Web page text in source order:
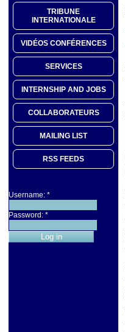
TRIBUNE
INTERNATIONALE
VIDÉOS CONFÉRENCES
SERVICES
INTERNSHIP AND JOBS
COLLABORATEURS
MAILING LIST
RSS FEEDS
Username: *
Password: *